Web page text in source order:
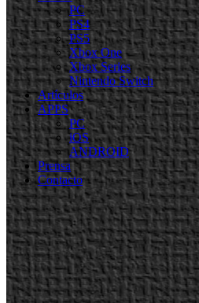
PC
PS4
PS5
Xbox One
Xbox Series
Nintendo Switch
Artículos
APPS
PC
iOS
ANDROID
Prensa
Contacto